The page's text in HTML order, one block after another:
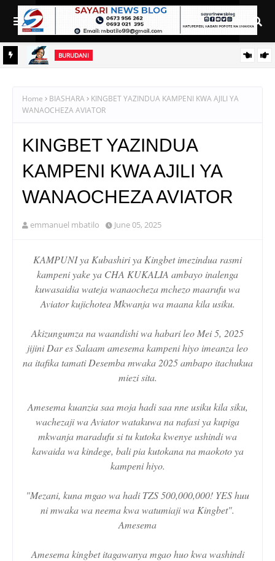
BURUDANI
Home BIASHARA
KINGBET YAZINDUA KAMPENI KWA AJILI YA
WANAOCHEZA AVIATOR
KINGBET YAZINDUA
KAMPENI KWA AJILI YA
WANAOCHEZA AVIATOR
emmanuel mbatilo June 05, 2025
KAMPUNI ya Kubashiri ya Kingbet imezindua rasmi
kampeni yake ya CHA KUKALIA ambayo inalenga
kuwasaidia wateja wanaocheza mchezo maarufu wa
Aviator kujichotea Mkwanja wa maana kila usiku.
Akizungumza na waandishi wa habari leo Mei 5, 2025
jijini Dar es Salaam amesema kampeni hiyo imeanza leo
na itafika tamati Desemba mwaka 2025 ambapo itachukua
miezi sita.
Amesema kuanzia saa moja hadi saa nne usiku kila siku,
wachezaji wa Aviator watakuwa na nafasi ya kupiga
mkwanja maradufu si tu kutoka kwenye ushindi wa
kawaida wa kindege, bali pia kutokana na maokoto ya
kampeni hiyo.
"Mezani, kuna mgao wa hadi TZS 500,000,000! YES huu
ni mwaka wa neema kwa watumiaji wa Kingbet".
Amesema
Amesema kingbet itagawanya mgao huo kwa washindi